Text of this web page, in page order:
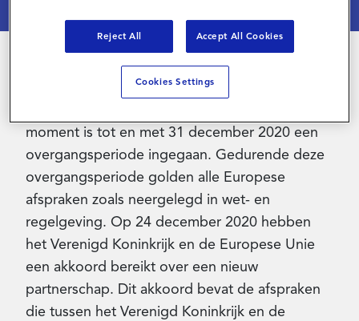
Contact
Op 31 januari 2020 heeft het Verenigd
moment is tot en met 31 december 2020 een
overgangsperiode ingegaan. Gedurende deze
overgangsperiode golden alle Europese
afspraken zoals neergelegd in wet- en
regelgeving. Op 24 december 2020 hebben
het Verenigd Koninkrijk en de Europese Unie
een akkoord bereikt over een nieuw
partnerschap. Dit akkoord bevat de afspraken
die tussen het Verenigd Koninkrijk en de
Reject All Accept All Cookies
Cookies Settings